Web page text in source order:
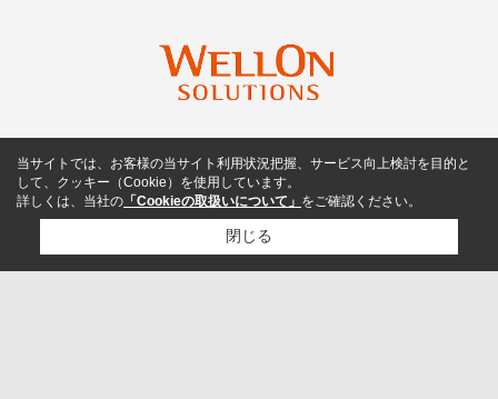
当サイトでは、お客様の当サイト利用状況把握、サービス向上検討を目的と
して、クッキー（Cookie）を使用しています。
詳しくは、当社の 「Cookieの取扱いについて」 をご確認ください。
閉じる